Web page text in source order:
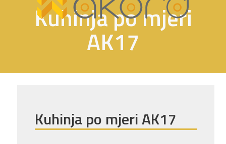
Kuhinja po mjeri
AK17
Kuhinja po mjeri AK17